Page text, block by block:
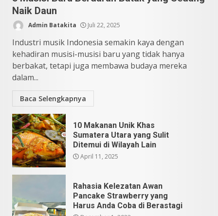
5
Naik Daun
Admin Batakita Juli 22, 2025
Industri musik Indonesia semakin kaya dengan
kehadiran musisi-musisi baru yang tidak hanya
berbakat, tetapi juga membawa budaya mereka
dalam...
Baca Selengkapnya
10 Makanan Unik Khas
Sumatera Utara yang Sulit
Ditemui di Wilayah Lain
April 11, 2025
Rahasia Kelezatan Awan
Pancake Strawberry yang
Harus Anda Coba di Berastagi